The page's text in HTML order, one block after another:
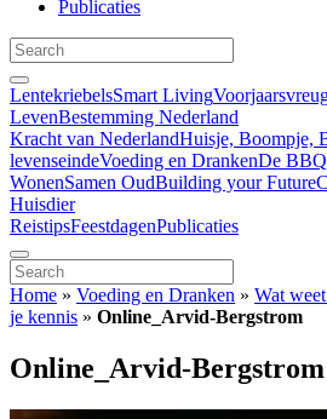
Publicaties
LentekriebelsSmart Living
LevenBestemming Nederland
Kracht van NederlandHuisje, Boompje,
levenseindeVoeding en DrankenDe
WonenSamen OudBuilding your Future
Huisdier
ReistipsFeestdagenPublicaties
Home » Voeding en Dranken » Wat
je kennis » Online_Arvid-Bergstrom
Online_Arvid-Bergstrom